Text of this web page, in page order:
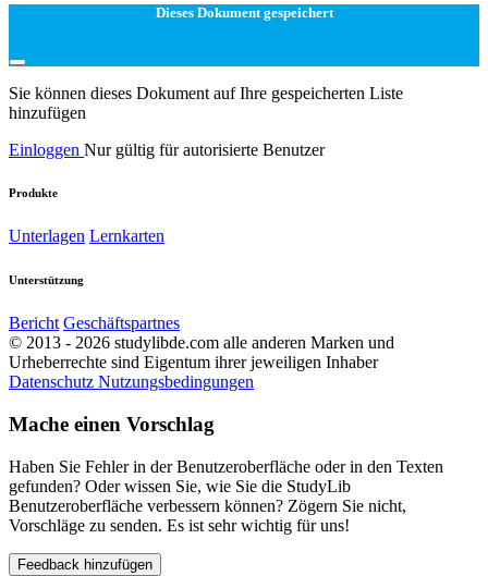
Dieses Dokument gespeichert
Sie können dieses Dokument auf Ihre gespeicherten Liste
hinzufügen
Einloggen Nur gültig für autorisierte Benutzer
Produkte
Unterlagen Lernkarten
Unterstützung
Bericht Geschäftspartnes
© 2013 - 2026 studylibde.com alle anderen Marken und
Urheberrechte sind Eigentum ihrer jeweiligen Inhaber
Datenschutz Nutzungsbedingungen
Mache einen Vorschlag
Haben Sie Fehler in der Benutzeroberfläche oder in den Texten
gefunden? Oder wissen Sie, wie Sie die StudyLib
Benutzeroberfläche verbessern können? Zögern Sie nicht,
Vorschläge zu senden. Es ist sehr wichtig für uns!
Feedback hinzufügen